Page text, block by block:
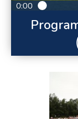
0:00